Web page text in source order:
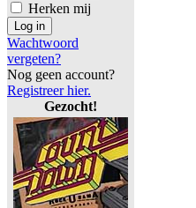
Herken mij
Wachtwoord
vergeten?
Nog geen account?
Registreer hier.
Gezocht!